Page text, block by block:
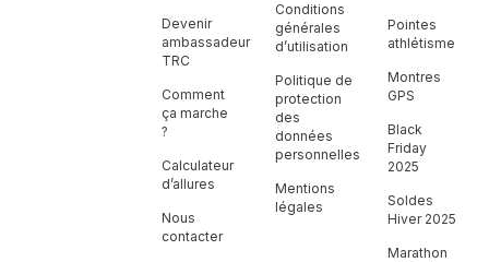
Devenir
ambassadeur
TRC
Comment
ça marche
?
Calculateur
d’allures
Nous
contacter
Conditions
générales
d’utilisation
Politique de
protection
des
données
personnelles
Mentions
légales
Pointes
athlétisme
Montres
GPS
Black
Friday
2025
Soldes
Hiver 2025
Marathon